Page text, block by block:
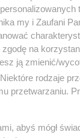
setek
celownik rynek
my i Zaufani
na
ją zmienić/
rodzaje
przetwarzaniu.
abyś mógł